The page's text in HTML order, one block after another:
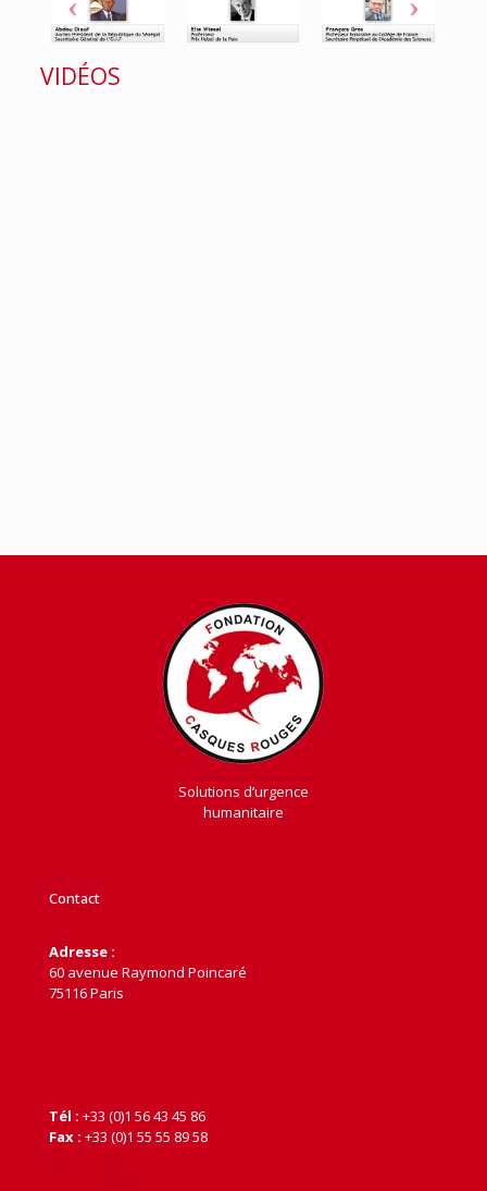
VIDÉOS
Solutions d’urgence
humanitaire
Contact
Adresse :
60 avenue Raymond Poincaré
75116 Paris
Tél : +33 (0)1 56 43 45 86
Fax : +33 (0)1 55 55 89 58